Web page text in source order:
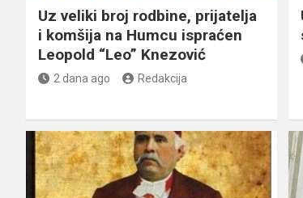
Uz veliki broj rodbine, prijatelja
i komšija na Humcu ispraćen
Leopold “Leo” Knezović
2 dana ago Redakcija